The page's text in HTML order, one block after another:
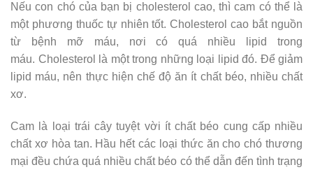
Nếu con chó của bạn bị cholesterol cao, thì cam có thể là
một phương thuốc tự nhiên tốt. Cholesterol cao bắt nguồn
từ bệnh mỡ máu, nơi có quá nhiều lipid trong
máu. Cholesterol là một trong những loại lipid đó. Để giảm
lipid máu, nên thực hiện chế độ ăn ít chất béo, nhiều chất
xơ.
Cam là loại trái cây tuyệt vời ít chất béo cung cấp nhiều
chất xơ hòa tan. Hầu hết các loại thức ăn cho chó thương
mại đều chứa quá nhiều chất béo có thể dẫn đến tình trạng